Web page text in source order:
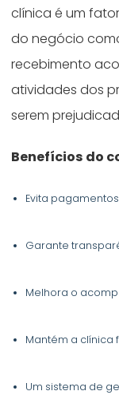
clínica é um
do negócio
recebimento
atividades dos
serem
Benefícios do
Evita
Garante
Melhora o
Mantém a clínica
Um sistema de